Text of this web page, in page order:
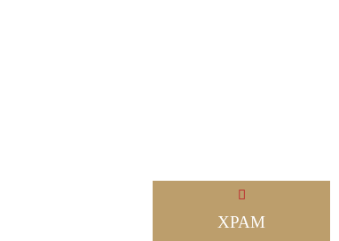
ХРАМ